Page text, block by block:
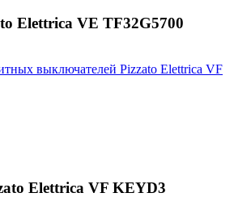
Elettrica VE TF32G5700
Elettrica VF KEYD3